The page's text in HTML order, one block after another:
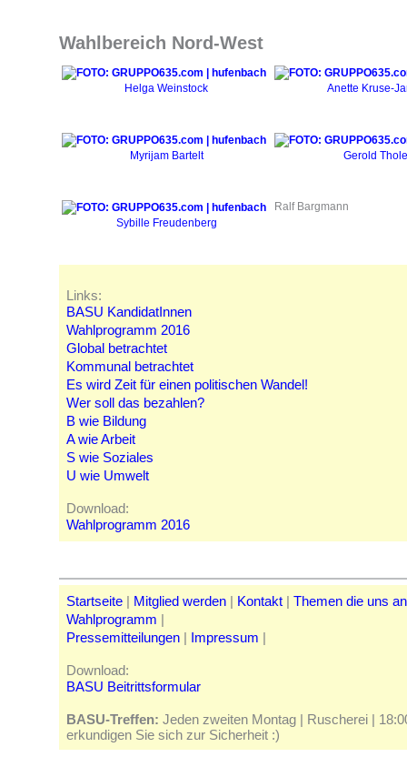
Wahlbereich Nord-West
Helga Weinstock Anette Kruse-
Myrijam Bartelt Gerold
Sybille Freudenberg
Ralf Bargmann
Links:
BASU KandidatInnen
Wahlprogramm 2016
Global betrachtet
Kommunal betrachtet
Es wird Zeit für einen politischen Wandel!
Wer soll das bezahlen?
B wie Bildung
A wie Arbeit
S wie Soziales
U wie Umwelt
Download:
Wahlprogramm 2016
Startseite | Mitglied werden | Kontakt | Themen die uns
Wahlprogramm |
Pressemitteilungen | Impressum |
Download:
BASU Beitrittsformular
BASU-Treffen: Jeden zweiten Montag | Ruscherei |
erkundigen Sie sich zur Sicherheit :)